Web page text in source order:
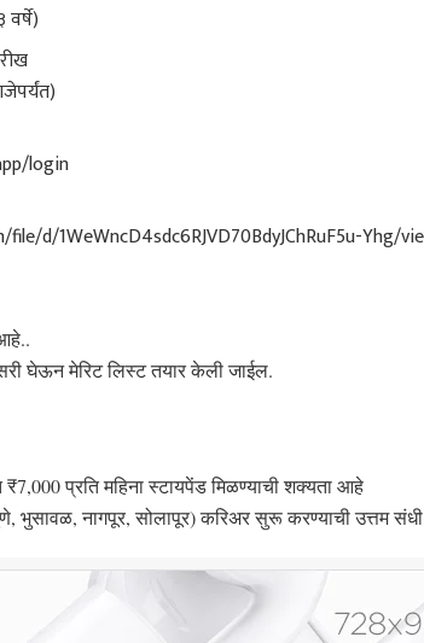
login
d/1WeWncD4sdc6RJVD70BdyJChRuF5u-Yhg/
घेऊन मेरिट लिस्ट तयार केली जाईल.
₹7,000 प्रति महिना स्टायपेंड मिळण्याची शक्यता आहे
भुसावळ, नागपूर, सोलापूर) करिअर सुरू करण्याची उत्तम